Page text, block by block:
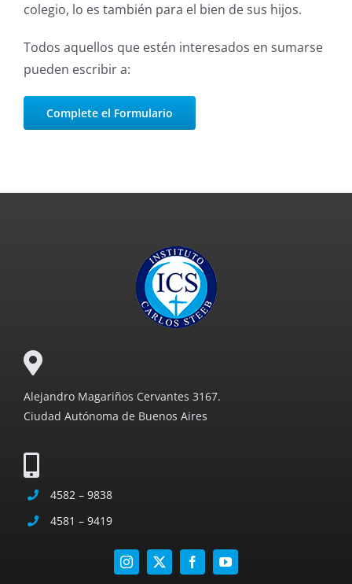
colegio, lo es también para el bien de sus hijos.
Todos aquellos que estén interesados en sumarse
pueden escribir a:
Complete el Formulario
Alejandro Magariños Cervantes 3167.
Ciudad Autónoma de Buenos Aires
4582 – 9838
4581 – 9419